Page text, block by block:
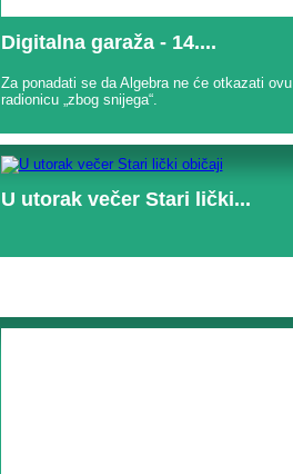
Digitalna garaža - 14....
Za ponadati se da Algebra ne će otkazati ovu
radionicu „zbog snijega“.
U utorak večer Stari lički...